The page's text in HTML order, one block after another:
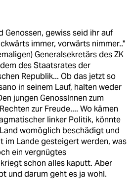
Genossen, gewiss seid ihr auf
immer, vorwärts nimmer.."
Generalsekretärs des ZK
des Staatsrates der
Republik... Ob das jetzt so
in seinem Lauf, halten weder
jungen GenossInnen zum
zur Freude.... Wo kämen
linker Politik, könnte
womöglich beschädigt und
im Lande gesteigert werden, was
ein vergnügtes
schon alles kaputt. Aber
und darum geht es ja wohl.